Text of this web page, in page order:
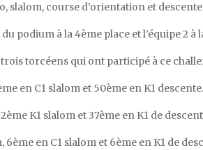
slalom, course d’orientation et
podium à la 4ème place et l’équipe 2 à
torcéens qui ont participé à ce
en C1 slalom et 50ème en K1 descente.
K1 slalom et 37ème en K1 de
6ème en C1 slalom et 6ème en K1 de